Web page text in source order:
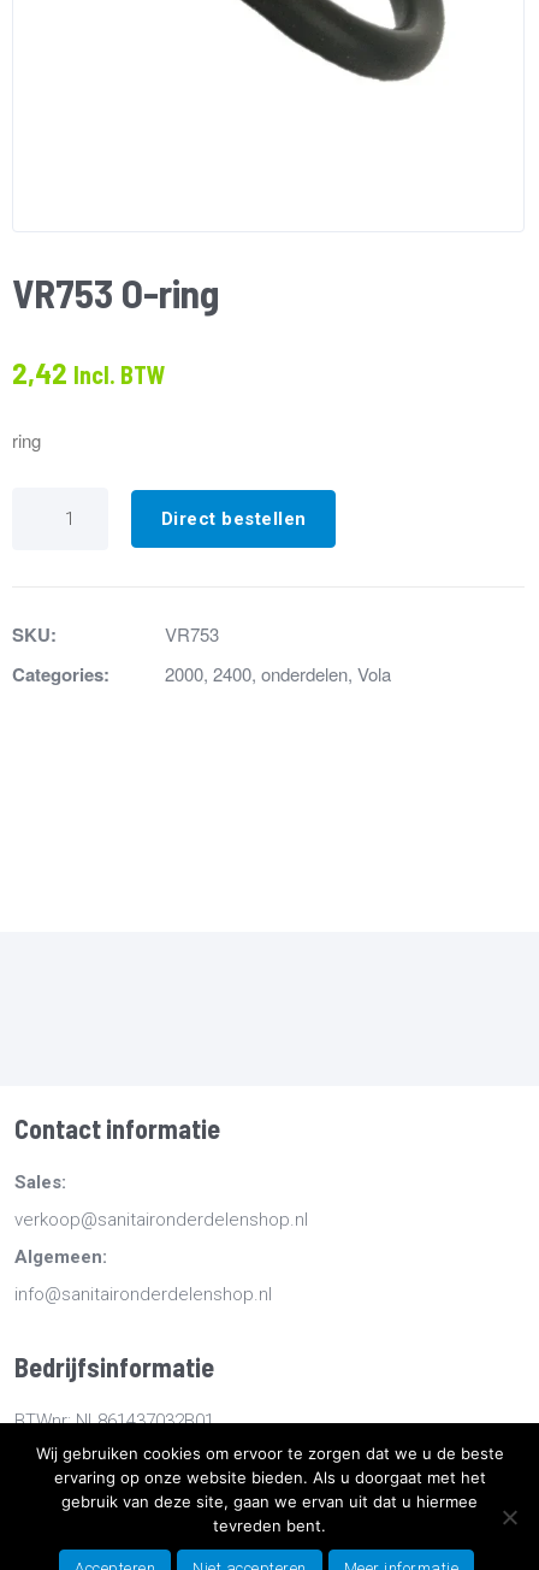
VR753 O-ring
2,42 Incl. BTW
ring
Direct bestellen
SKU: VR753
Categories: 2000, 2400, onderdelen, Vola
Contact informatie
Sales:
verkoop@sanitaironderdelenshop.nl
Algemeen:
info@sanitaironderdelenshop.nl
Bedrijfsinformatie
BTWnr: NL861437032B01
KvKnr: 78527112
Sanitaironderdelenshop.nl
Bestellen en bezorgen -Algemene voorwaarden-Sitemap
Wij gebruiken cookies om ervoor te zorgen dat we u de beste
ervaring op onze website bieden. Als u doorgaat met het
gebruik van deze site, gaan we ervan uit dat u hiermee
tevreden bent.